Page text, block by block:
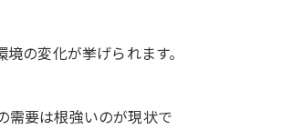
の変化が挙げられます。
需要は根強いのが現状で